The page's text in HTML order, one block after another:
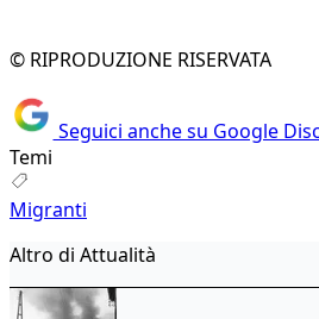
© RIPRODUZIONE RISERVATA
Seguici anche su Google
Temi
Migranti
Altro di Attualità